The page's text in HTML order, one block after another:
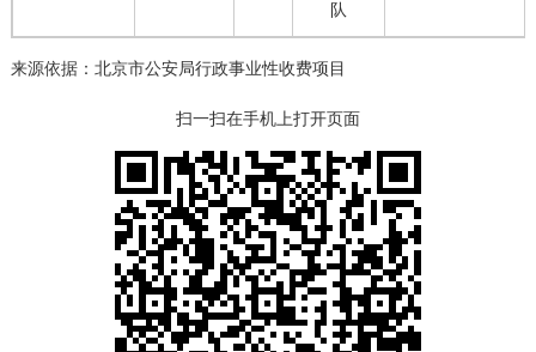
队
来源依据： 北京市公安局行政事业性收费项目
扫一扫在手机上打开页面